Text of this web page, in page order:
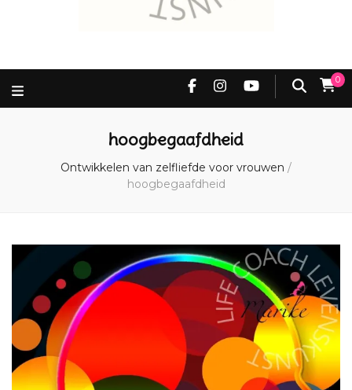
0
hoogbegaafdheid
Ontwikkelen van zelfliefde voor vrouwen /
hoogbegaafdheid